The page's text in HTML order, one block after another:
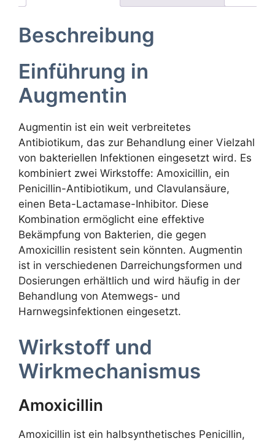
Beschreibung
Einführung in
Augmentin
Augmentin ist ein weit verbreitetes
Antibiotikum, das zur Behandlung einer Vielzahl
von bakteriellen Infektionen eingesetzt wird. Es
kombiniert zwei Wirkstoffe: Amoxicillin, ein
Penicillin-Antibiotikum, und Clavulansäure,
einen Beta-Lactamase-Inhibitor. Diese
Kombination ermöglicht eine effektive
Bekämpfung von Bakterien, die gegen
Amoxicillin resistent sein könnten. Augmentin
ist in verschiedenen Darreichungsformen und
Dosierungen erhältlich und wird häufig in der
Behandlung von Atemwegs- und
Harnwegsinfektionen eingesetzt.
Wirkstoff und
Wirkmechanismus
Amoxicillin
Amoxicillin ist ein halbsynthetisches Penicillin,